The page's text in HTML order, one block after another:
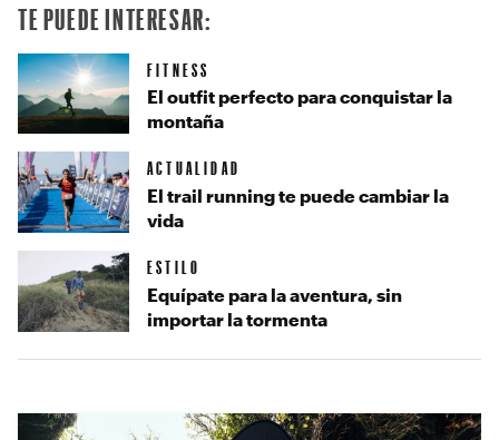
TE PUEDE INTERESAR:
FITNESS
El outfit perfecto para conquistar la
montaña
ACTUALIDAD
El trail running te puede cambiar la
vida
ESTILO
Equípate para la aventura, sin
importar la tormenta